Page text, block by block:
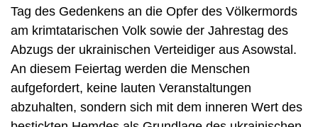
Tag des Gedenkens an die Opfer des Völkermords
am krimtatarischen Volk sowie der Jahrestag des
Abzugs der ukrainischen Verteidiger aus Asowstal.
An diesem Feiertag werden die Menschen
aufgefordert, keine lauten Veranstaltungen
abzuhalten, sondern sich mit dem inneren Wert des